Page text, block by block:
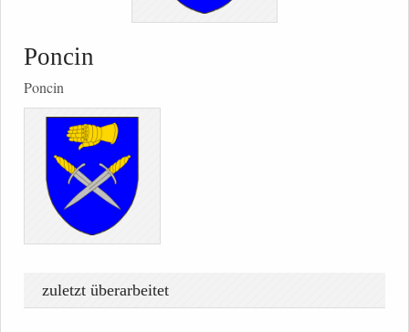
Poncin
Poncin
zuletzt überarbeitet